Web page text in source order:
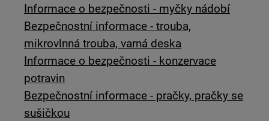
Informace o bezpečnosti - myčky nádobí
Bezpečnostní informace - trouba,
mikrovlnná trouba, varná deska
Informace o bezpečnosti - konzervace
potravin
Bezpečnostní informace - pračky, pračky se
sušičkou